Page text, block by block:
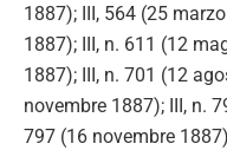
1887); III, 564 (25
1887); III, n. 611 (12
1887); III, n. 701 (12
novembre 1887); III, n.
797 (16 novembre